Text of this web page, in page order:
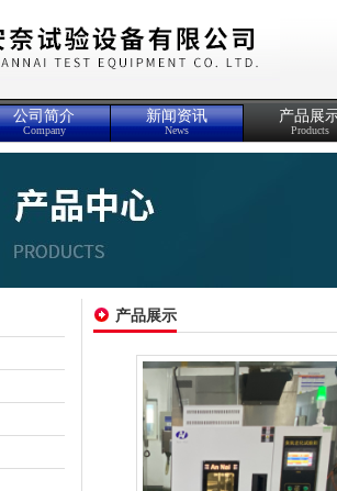
公司简介
Company
新闻资讯
News
产品展
Products
产品展示